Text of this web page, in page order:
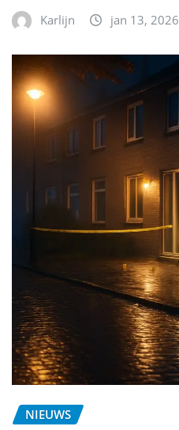
Karlijn jan 13, 2026
NIEUWS